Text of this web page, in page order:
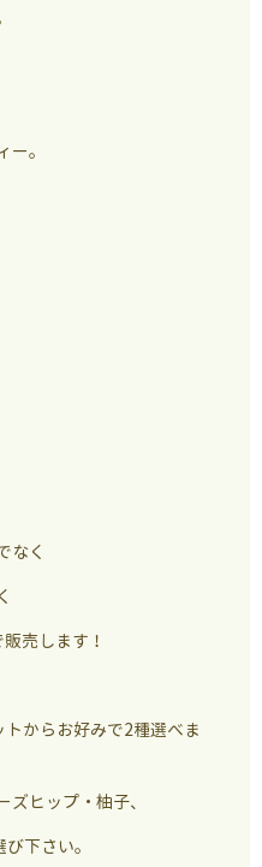
。
なく
売します！
からお好みで2種選べま
ヒップ・柚子、
下さい。